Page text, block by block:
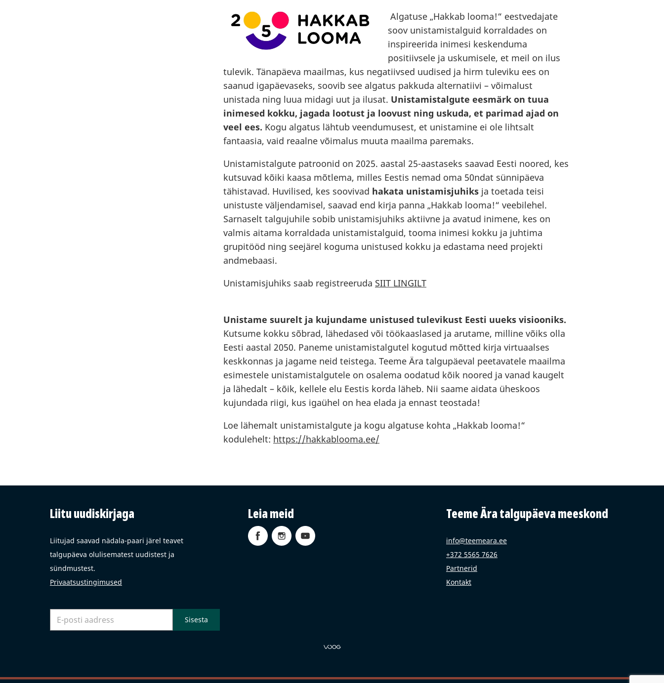
Algatuse „Hakkab looma!“ eestvedajate
soov unistamistalguid korraldades on
inspireerida inimesi keskenduma
positiivsele ja uskumisele, et meil on ilus
tulevik. Tänapäeva maailmas, kus negatiivsed uudised ja hirm tuleviku ees on
saanud igapäevaseks, soovib see algatus pakkuda alternatiivi – võimalust
unistada ning luua midagi uut ja ilusat. Unistamistalgute eesmärk on tuua
inimesed kokku, jagada lootust ja loovust ning uskuda, et parimad ajad on
veel ees. Kogu algatus lähtub veendumusest, et unistamine ei ole lihtsalt
fantaasia, vaid reaalne võimalus muuta maailma paremaks.
Unistamistalgute patroonid on 2025. aastal 25-aastaseks saavad Eesti noored, kes
kutsuvad kõiki kaasa mõtlema, milles Eestis nemad oma 50ndat sünnipäeva
tähistavad. Huvilised, kes soovivad hakata unistamisjuhiks ja toetada teisi
unistuste väljendamisel, saavad end kirja panna „Hakkab looma!“ veebilehel.
Sarnaselt talgujuhile sobib unistamisjuhiks aktiivne ja avatud inimene, kes on
valmis aitama korraldada unistamistalguid, tooma inimesi kokku ja juhtima
grupitööd ning seejärel koguma unistused kokku ja edastama need projekti
andmebaasi.
Unistamisjuhiks saab registreeruda SIIT LINGILT
Unistame suurelt ja kujundame unistused tulevikust Eesti uueks visiooniks.
Kutsume kokku sõbrad, lähedased või töökaaslased ja arutame, milline võiks olla
Eesti aastal 2050. Paneme unistamistalgutel kogutud mõtted kirja virtuaalses
keskkonnas ja jagame neid teistega. Teeme Ära talgupäeval peetavatele maailma
esimestele unistamistalgutele on osalema oodatud kõik noored ja vanad kaugelt
ja lähedalt – kõik, kellele elu Eestis korda läheb. Nii saame aidata üheskoos
kujundada riigi, kus igaühel on hea elada ja ennast teostada!
Loe lähemalt unistamistalgute ja kogu algatuse kohta „Hakkab looma!“
kodulehelt: https://hakkablooma.ee/
Liitu uudiskirjaga
Liitujad saavad nädala-paari järel teavet
talgupäeva olulisematest uudistest ja
sündmustest.
Privaatsustingimused
Leia meid Teeme Ära talgupäeva meeskond
info@teemeara.ee
+372 5565 7626
Partnerid
Kontakt